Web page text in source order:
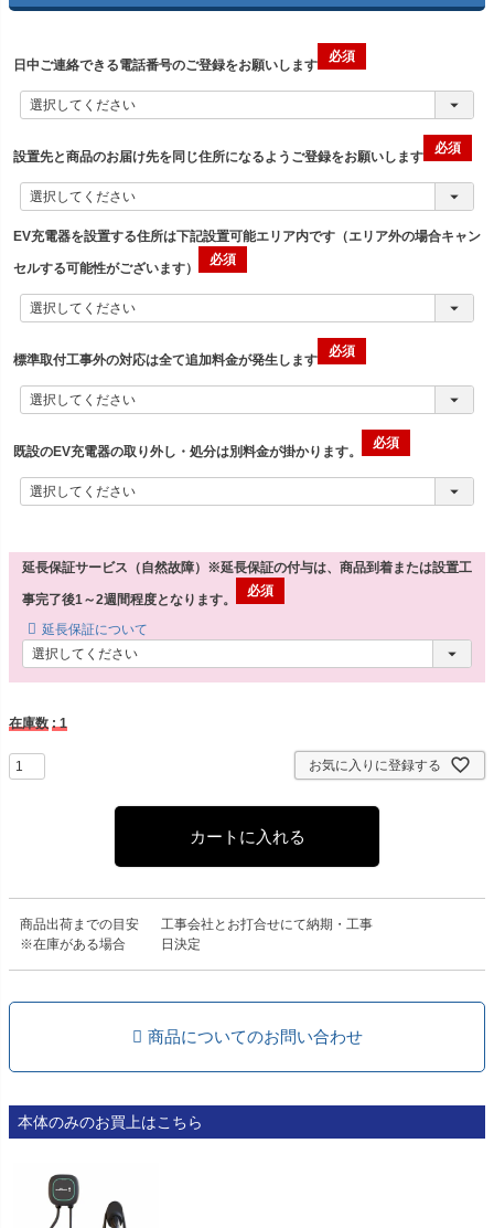
日中ご連絡できる電話番号のご登録をお願いします
設置先と商品のお届け先を同じ住所になるようご登録をお願いします
EV充電器を設置する住所は下記設置可能エリア内です（エリア外の場合キャン
セルする可能性がございます）
標準取付工事外の対応は全て追加料金が発生します
既設のEV充電器の取り外し・処分は別料金が掛かります。
延長保証サービス（自然故障）※延長保証の付与は、商品到着または設置工
事完了後1～2週間程度となります。
延長保証について
在庫数 1
お気に入りに登録する
カートに入れる
商品出荷までの目安
※在庫がある場合
工事会社とお打合せにて納期・工事
日決定
商品についてのお問い合わせ
本体のみのお買上はこちら